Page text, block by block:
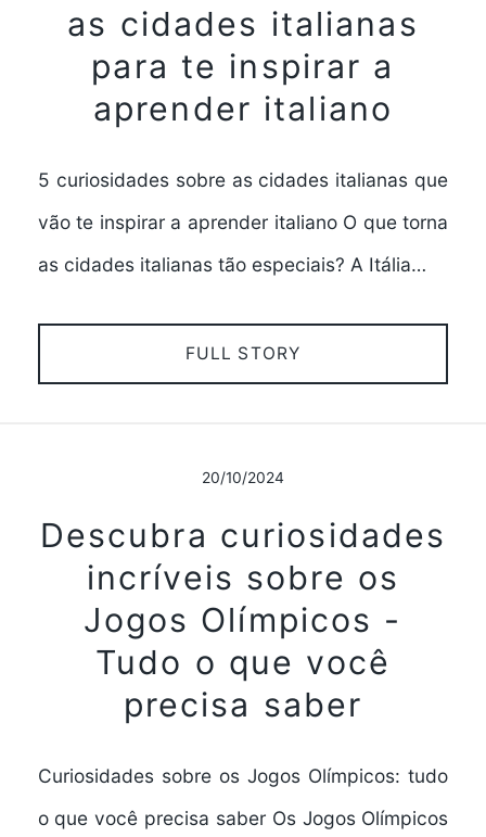
as cidades italianas
para te inspirar a
aprender italiano
5 curiosidades sobre as cidades italianas que
vão te inspirar a aprender italiano O que torna
as cidades italianas tão especiais? A Itália…
FULL STORY
20/10/2024
Descubra curiosidades
incríveis sobre os
Jogos Olímpicos -
Tudo o que você
precisa saber
Curiosidades sobre os Jogos Olímpicos: tudo
o que você precisa saber Os Jogos Olímpicos